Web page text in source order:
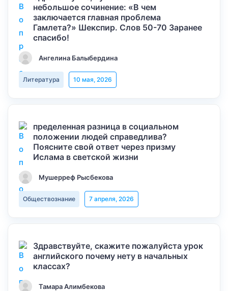
небольшое сочинение: «В чем
заключается главная проблема
Гамлета?» Шекспир. Слов 50-70 Заранее
спасибо!
Ангелина Балыбердина
Литература 10 мая, 2026
пределенная разница в социальном
положении людей справедлива?
Поясните свой ответ через призму
Ислама в светской жизни
Мушерреф Рысбекова
Обществознание 7 апреля, 2026
Здравствуйте, скажите пожалуйста урок
английского почему нету в начальных
классах?
Тамара Алимбекова